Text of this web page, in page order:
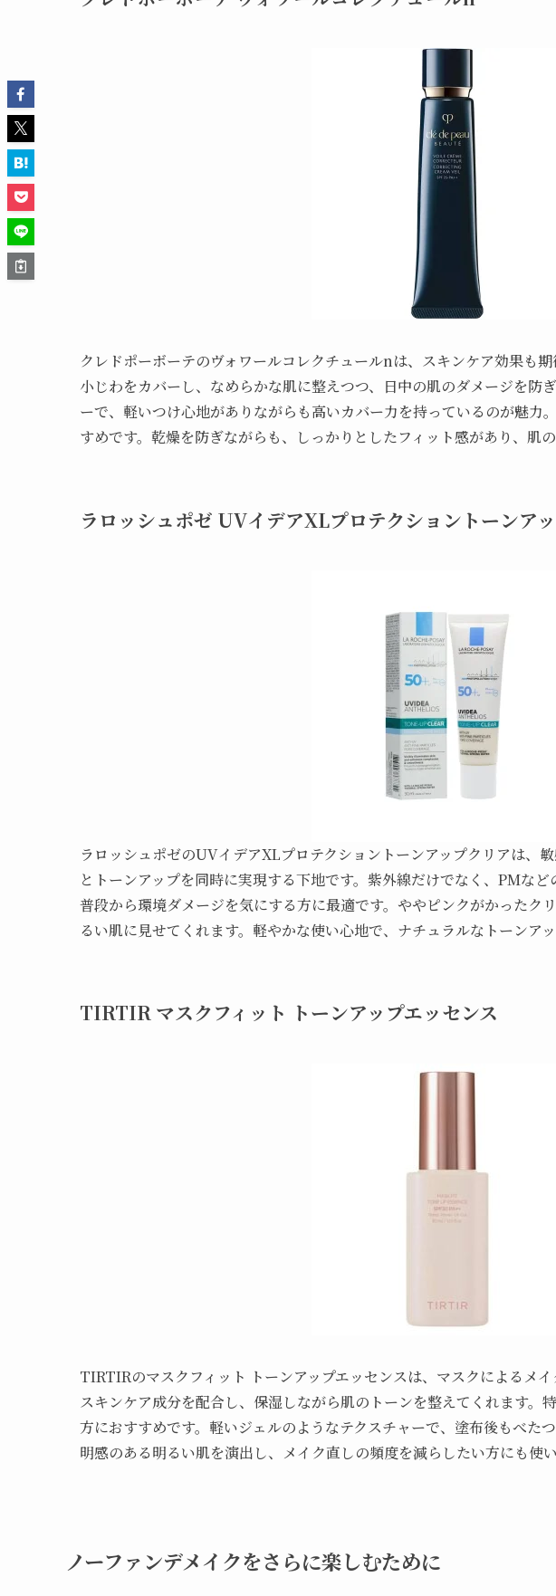
クレドポーボーテのヴォワールコレクチュールnは、スキンケア効果も
小じわをカバーし、なめらかな肌に整えつつ、日中の肌のダメージを防
ーで、軽いつけ心地がありながらも高いカバー力を持っているのが魅力
すめです。乾燥を防ぎながらも、しっかりとしたフィット感があり、肌
ラロッシュポゼ UVイデアXLプロテクショントーンア
ラロッシュポゼのUVイデアXLプロテクショントーンアップクリアは、
とトーンアップを同時に実現する下地です。紫外線だけでなく、PMなど
普段から環境ダメージを気にする方に最適です。ややピンクがかったク
るい肌に見せてくれます。軽やかな使い心地で、ナチュラルなトーンア
TIRTIR マスクフィット トーンアップエッセンス
TIRTIRのマスクフィット トーンアップエッセンスは、マスクによるメイ
スキンケア成分を配合し、保湿しながら肌のトーンを整えてくれます。
方におすすめです。軽いジェルのようなテクスチャーで、塗布後もべた
明感のある明るい肌を演出し、メイク直しの頻度を減らしたい方にも使い
ノーファンデメイクをさらに楽しむために